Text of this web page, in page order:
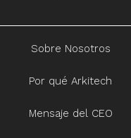
Sobre Nosotros
Por qué Arkitech
Mensaje del CEO